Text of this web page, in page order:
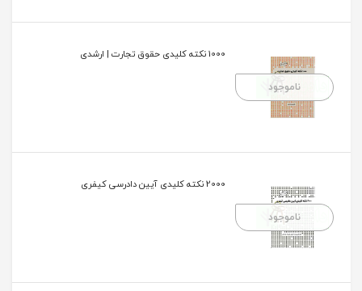
ناموجود
1000 نکته کلیدی حقوق تجارت | ارشدی
ناموجود
2000 نکته کلیدی آیین دادرسی کیفری